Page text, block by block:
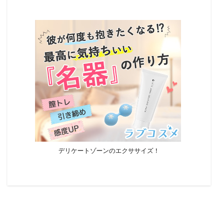
デリケートゾーンのエクササイズ！